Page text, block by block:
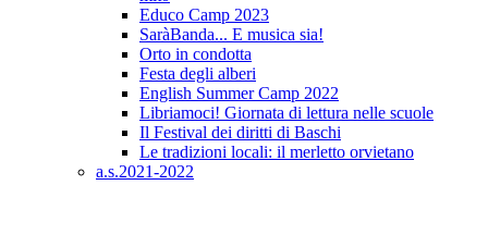
Educo Camp 2023
SaràBanda... E musica sia!
Orto in condotta
Festa degli alberi
English Summer Camp 2022
Libriamoci! Giornata di lettura nelle scuole
Il Festival dei diritti di Baschi
Le tradizioni locali: il merletto orvietano
a.s.2021-2022